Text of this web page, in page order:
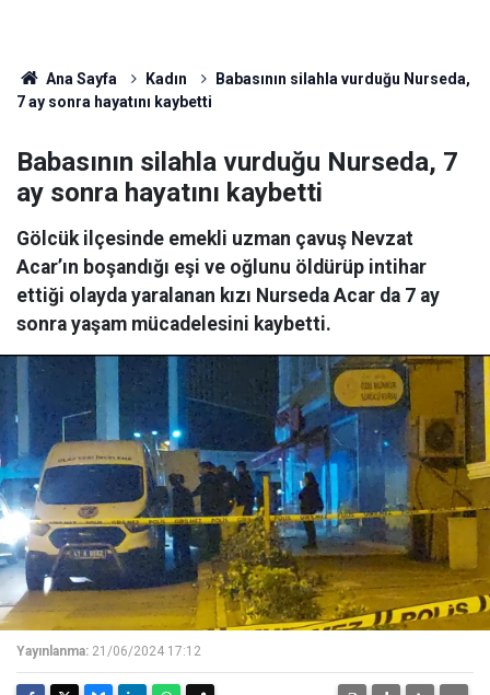
Ana Sayfa Kadın
Babasının silahla vurduğu Nurseda,
7 ay sonra hayatını kaybetti
Babasının silahla vurduğu Nurseda, 7
ay sonra hayatını kaybetti
Gölcük ilçesinde emekli uzman çavuş Nevzat
Acar’ın boşandığı eşi ve oğlunu öldürüp intihar
ettiği olayda yaralanan kızı Nurseda Acar da 7 ay
sonra yaşam mücadelesini kaybetti.
Yayınlanma: 21/06/2024 17:12